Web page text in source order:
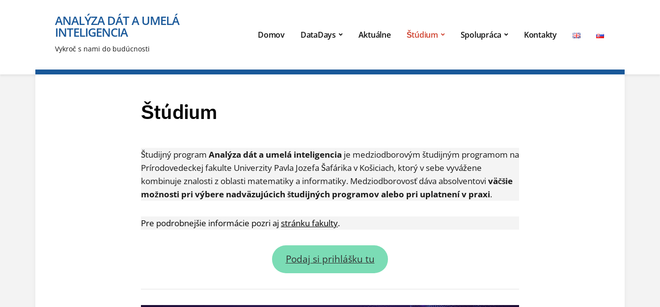
ANALÝZA DÁT A UMELÁ
INTELIGENCIA
Vykroč s nami do budúcnosti
Domov DataDays Aktuálne Štúdium Spolupráca Kontakty
Štúdium
Študijný program Analýza dát a umelá inteligencia je medziodborovým študijným programom na
Prírodovedeckej fakulte Univerzity Pavla Jozefa Šafárika v Košiciach, ktorý v sebe vyvážene
kombinuje znalosti z oblasti matematiky a informatiky. Medziodborovosť dáva absolventovi väčšie
možnosti pri výbere nadväzujúcich študijných programov alebo pri uplatnení v praxi.
Pre podrobnejšie informácie pozri aj stránku fakulty.
Podaj si prihlášku tu